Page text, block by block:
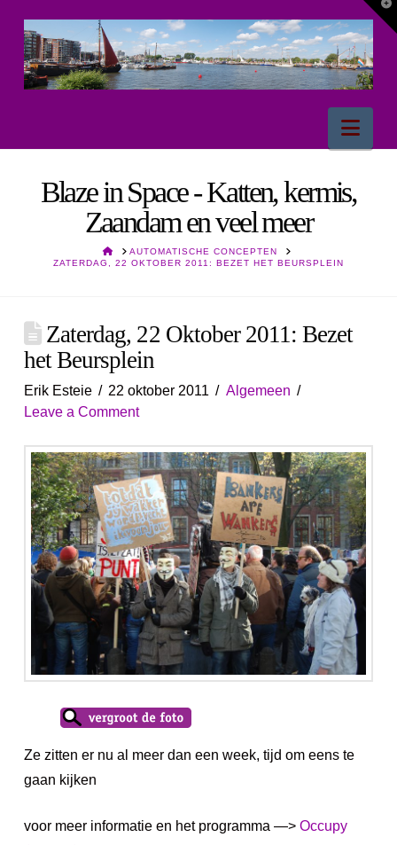
Blaze in Space - Katten, kermis,
Zaandam en veel meer
HOMEAUTOMATISCHE CONCEPTEN
ZATERDAG, 22 OKTOBER 2011: BEZET HET BEURSPLEIN
Zaterdag, 22 Oktober 2011: Bezet
het Beursplein
Erik Esteie 22 oktober 2011
Algemeen
Leave a Comment
Ze zitten er nu al meer dan een week, tijd om eens te
gaan kijken
voor meer informatie en het programma —> Occupy